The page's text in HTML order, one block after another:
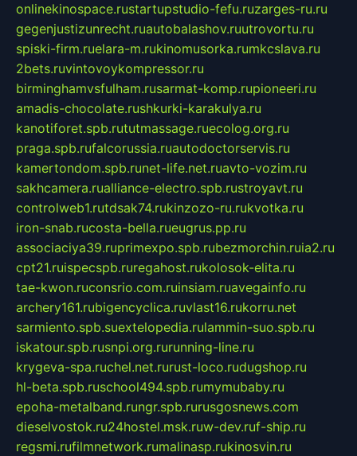
onlinekinospace.rustartupstudio-fefu.ruzarges-ru.ru
gegenjustizunrecht.ruautobalashov.ruutrovortu.ru
spiski-firm.ruelara-m.rukinomusorka.rumkcslava.ru
2bets.ruvintovoykompressor.ru
birminghamvsfulham.rusarmat-komp.rupioneeri.ru
amadis-chocolate.rushkurki-karakulya.ru
kanotiforet.spb.rututmassage.ruecolog.org.ru
praga.spb.rufalcorussia.ruautodoctorservis.ru
kamertondom.spb.runet-life.net.ruavto-vozim.ru
sakhcamera.rualliance-electro.spb.rustroyavt.ru
controlweb1.rutdsak74.rukinzozo-ru.rukvotka.ru
iron-snab.rucosta-bella.rueugrus.pp.ru
associaciya39.ruprimexpo.spb.rubezmorchin.ruia2.ru
cpt21.ruispecspb.ruregahost.rukolosok-elita.ru
tae-kwon.ruconsrio.com.ruinsiam.ruavegainfo.ru
archery161.rubigencyclica.ruvlast16.rukorru.net
sarmiento.spb.suextelopedia.rulammin-suo.spb.ru
iskatour.spb.rusnpi.org.rurunning-line.ru
krygeva-spa.ruchel.net.rurust-loco.rudugshop.ru
hl-beta.spb.ruschool494.spb.rumymubaby.ru
epoha-metalband.rungr.spb.rurusgosnews.com
dieselvostok.ru24hostel.msk.ruw-dev.ruf-ship.ru
regsmi.rufilmnetwork.rumalinasp.rukinosvin.ru